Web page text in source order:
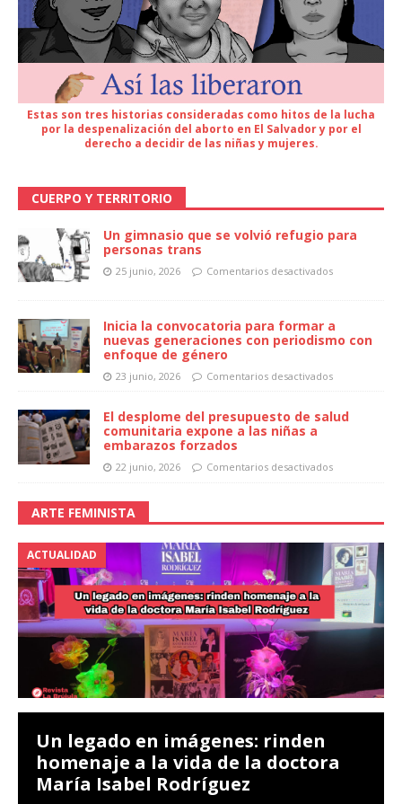
Estas son tres historias consideradas como hitos de la lucha
por la despenalización del aborto en El Salvador y por el
derecho a decidir de las niñas y mujeres.
CUERPO Y TERRITORIO
Un gimnasio que se volvió refugio para
personas trans
25 junio, 2026 Comentarios desactivados
Inicia la convocatoria para formar a
nuevas generaciones con periodismo con
enfoque de género
23 junio, 2026 Comentarios desactivados
El desplome del presupuesto de salud
comunitaria expone a las niñas a
embarazos forzados
22 junio, 2026 Comentarios desactivados
ARTE FEMINISTA
ACTUALIDAD
Un legado en imágenes: rinden
homenaje a la vida de la doctora
María Isabel Rodríguez